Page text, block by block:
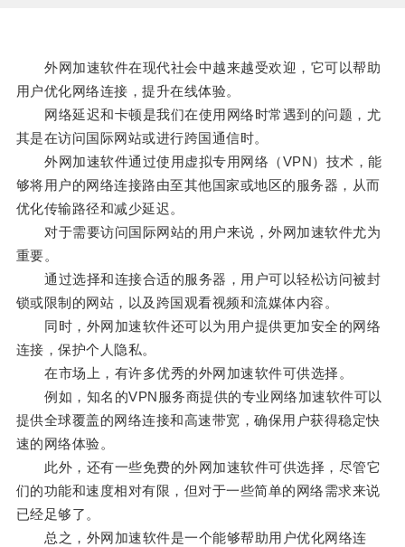
外网加速软件在现代社会中越来越受欢迎，它可以帮助
用户优化网络连接，提升在线体验。
网络延迟和卡顿是我们在使用网络时常遇到的问题，尤
其是在访问国际网站或进行跨国通信时。
外网加速软件通过使用虚拟专用网络（VPN）技术，能
够将用户的网络连接路由至其他国家或地区的服务器，从而
优化传输路径和减少延迟。
对于需要访问国际网站的用户来说，外网加速软件尤为
重要。
通过选择和连接合适的服务器，用户可以轻松访问被封
锁或限制的网站，以及跨国观看视频和流媒体内容。
同时，外网加速软件还可以为用户提供更加安全的网络
连接，保护个人隐私。
在市场上，有许多优秀的外网加速软件可供选择。
例如，知名的VPN服务商提供的专业网络加速软件可以
提供全球覆盖的网络连接和高速带宽，确保用户获得稳定快
速的网络体验。
此外，还有一些免费的外网加速软件可供选择，尽管它
们的功能和速度相对有限，但对于一些简单的网络需求来说
已经足够了。
总之，外网加速软件是一个能够帮助用户优化网络连